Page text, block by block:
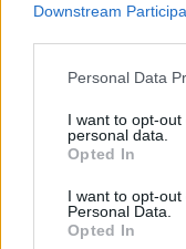
Downstream
Personal Data
I want to opt-
personal data.
Opted In
I want to opt-
Personal Data.
Opted In
Golf Mk2 16v
Senaste inlägget
Volvo 245
Senaste inlägget
Renovering